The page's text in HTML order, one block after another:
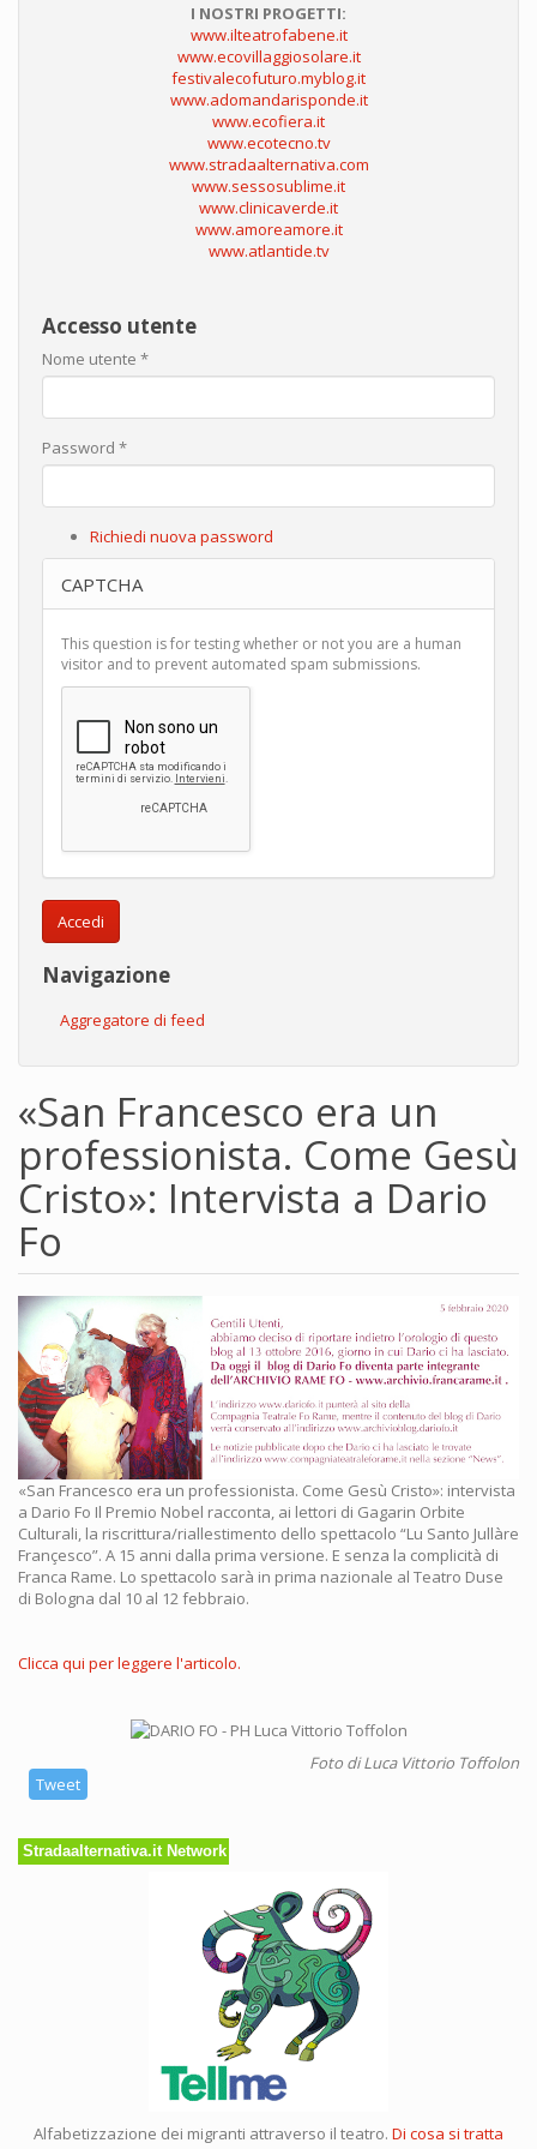
I NOSTRI PROGETTI:
www.ilteatrofabene.it
www.ecovillaggiosolare.it
festivalecofuturo.myblog.it
www.adomandarisponde.it
www.ecofiera.it
www.ecotecno.tv
www.stradaalternativa.com
www.sessosublime.it
www.clinicaverde.it
www.amoreamore.it
www.atlantide.tv
Accesso utente
Nome utente *
Password *
Richiedi nuova password
CAPTCHA
This question is for testing whether or not you are a human
visitor and to prevent automated spam submissions.
Accedi
Navigazione
Aggregatore di feed
«San Francesco era un
professionista. Come Gesù
Cristo»: Intervista a Dario
Fo
«San Francesco era un professionista. Come Gesù Cristo»: intervista
a Dario Fo Il Premio Nobel racconta, ai lettori di Gagarin Orbite
Culturali, la riscrittura/riallestimento dello spettacolo “Lu Santo Jullàre
Françesco”. A 15 anni dalla prima versione. E senza la complicità di
Franca Rame. Lo spettacolo sarà in prima nazionale al Teatro Duse
di Bologna dal 10 al 12 febbraio.
Clicca qui per leggere l'articolo.
Foto di Luca Vittorio Toffolon
Tweet
Stradaalternativa.it Network
Alfabetizzazione dei migranti attraverso il teatro. Di cosa si tratta